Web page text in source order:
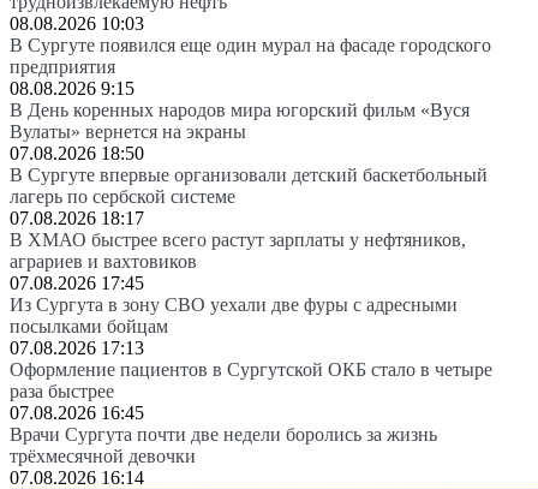
08.08.2026 10:03
В Сургуте появился еще один мурал на фасаде городского
предприятия
08.08.2026 9:15
В День коренных народов мира югорский фильм «Вуся
Вулаты» вернется на экраны
07.08.2026 18:50
В Сургуте впервые организовали детский баскетбольный
лагерь по сербской системе
07.08.2026 18:17
В ХМАО быстрее всего растут зарплаты у нефтяников,
аграриев и вахтовиков
07.08.2026 17:45
Из Сургута в зону СВО уехали две фуры с адресными
посылками бойцам
07.08.2026 17:13
Оформление пациентов в Сургутской ОКБ стало в четыре
раза быстрее
07.08.2026 16:45
Врачи Сургута почти две недели боролись за жизнь
трёхмесячной девочки
07.08.2026 16:14